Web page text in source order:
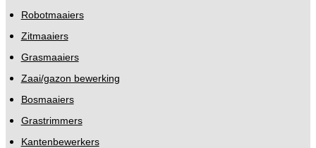
Robotmaaiers
Zitmaaiers
Grasmaaiers
Zaai/gazon bewerking
Bosmaaiers
Grastrimmers
Kantenbewerkers